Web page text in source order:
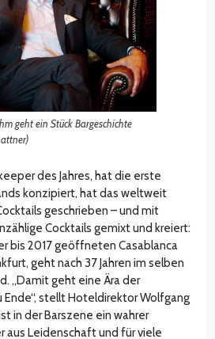
geht ein Stück Bargeschichte
des Jahres, hat die erste
konzipiert, hat das weltweit
geschrieben – und mit
Cocktails gemixt und kreiert:
bis 2017 geöffneten Casablanca
geht nach 37 Jahren im selben
„Damit geht eine Ära der
Ende“, stellt Hoteldirektor Wolfgang
in der Barszene ein wahrer
aus Leidenschaft und für viele